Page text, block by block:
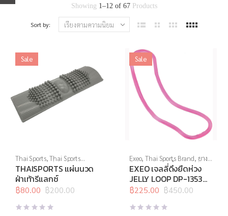
Showing 1–12of 67Products
Sort by:
Sale
Thai Sports,Thai Sports
Brand,สินค้าล็อตสุดท้าย ,
อุปกรณ์คลายกล้ามเนื้อ,อุปกรณ์
นวด,อุปกรณ์เพื่อสุขภาพ
THAISPORTS แผ่นนวด
ฝ่าเท้ารีแลกซ์
฿200.00
Original
price
was:
฿80.00
Current
price
is:
Sale
Exeo,Thai Sports Brand, ยาง
ยืด,สร้างกล้ามเนื้อ,สินค้าล็อต
สุดท้าย,อุปกรณ์คลายกล้ามเนื้อ
อุปกรณ์บริหารกาย,อุปกรณ์ยืด
เหยียด,อุปกรณ์สุขภาพเพื่อผู้สูง
วัย
อุปกรณ์เพื่อสุขภาพ
EXEO เจลลี่ดึงยืดห่วง
JELLY LOOP DP-1353
Light (ชมพู)
฿450.00
Original
price
was:
฿225.00
Current
price
is: